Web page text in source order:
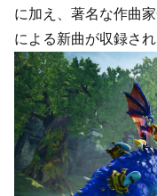
に加え、著名な作曲
による新曲が収録され